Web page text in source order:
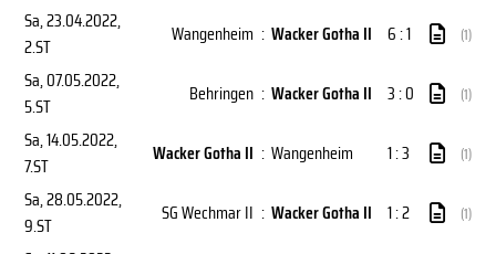
Sa, 23.04.2022,
2.ST
Wangenheim : Wacker Gotha II 6 : 1 (1)
Sa, 07.05.2022,
5.ST
Behringen : Wacker Gotha II 3 : 0 (1)
Sa, 14.05.2022,
7.ST
Wacker Gotha II : Wangenheim 1 : 3 (1)
Sa, 28.05.2022,
9.ST
SG Wechmar II : Wacker Gotha II 1 : 2 (1)